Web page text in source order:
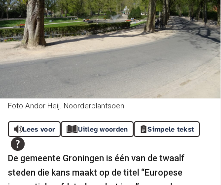
Foto Andor Heij. Noorderplantsoen
Lees voor Uitleg woorden Simpele tekst
De gemeente Groningen is één van de twaalf
steden die kans maakt op de titel “Europese